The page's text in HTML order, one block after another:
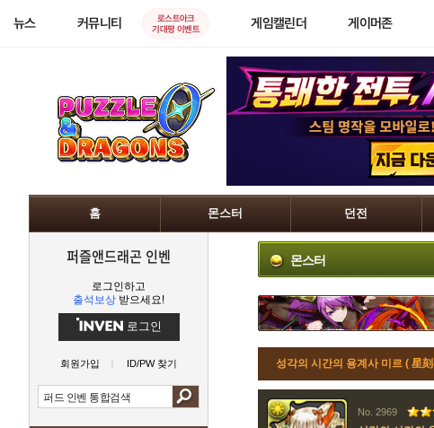
뉴스 커뮤니티
로스트아크
기대평 이벤트
게임캘린더 게이머존
홈 몬스터 던전
퍼즐앤드래곤 인벤
로그인하고
출석보상 받으세요!
로그인
회원가입 ID/PW 찾기
몬스터
성각의 시간의 용계사 미르 ( 星
No. 2969